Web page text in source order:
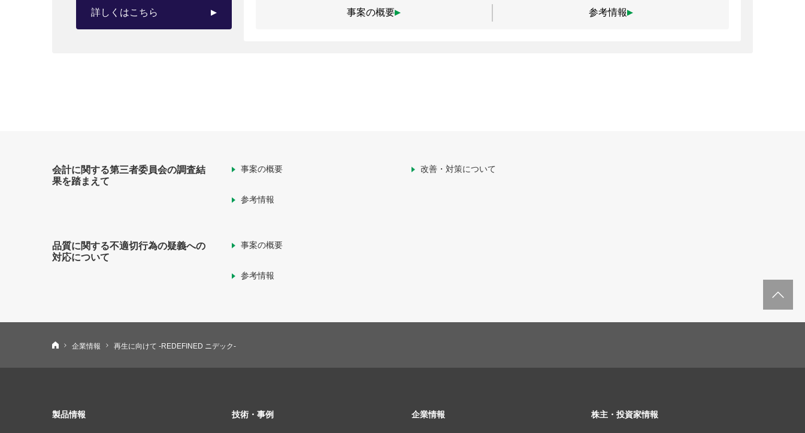
詳しくはこちら 事案の概要 参考情報
会計に関する第三者委員会の調査結
果を踏まえて
事案の概要 改善・対策について
参考情報
品質に関する不適切行為の疑義への
対応について
事案の概要
参考情報
ニデック株式会社
企業情報 再生に向けて -REDEFINED ニデック-
製品情報 技術・事例 企業情報 株主・投資家情報